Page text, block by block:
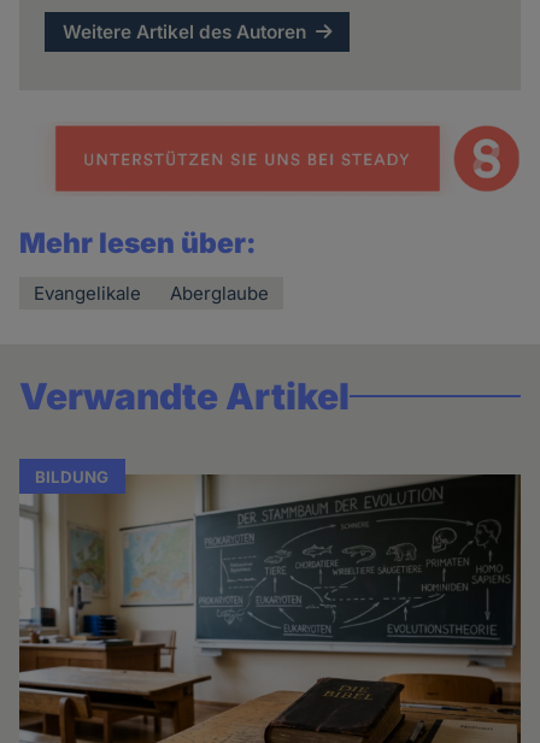
Weitere Artikel des Autoren
Mehr lesen über:
Evangelikale Aberglaube
Verwandte Artikel
BILDUNG